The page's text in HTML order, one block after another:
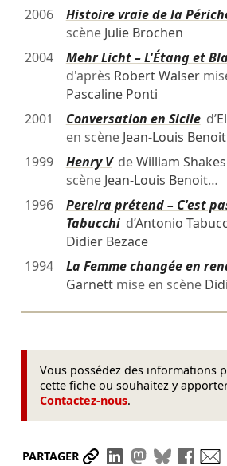
2006
Histoire vraie de la
scène Julie Brochen
2004
Mehr Licht – L'Étang et
d'après Robert Walser
Pascaline Ponti
2001
Conversation en Siciled’
en scène Jean-Louis Benoit
1999
Henry VdeWilliam
scène Jean-Louis Benoit…
1996
Pereira prétend – C'est
Tabucchid’Antonio
Didier Bezace
1994
La Femme changée en
Garnettmise en scène
Vous possédez des informations
cette fiche ou souhaitez y
Contactez-nous.
PARTAGER Partager le lien
Partager sur
Partager